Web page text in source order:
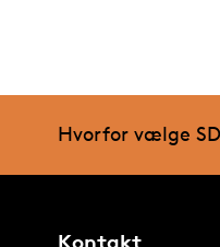
Hvorfor vælge